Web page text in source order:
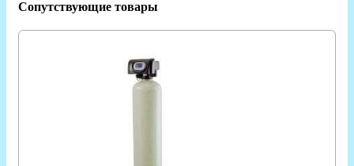
Сопутствующие товары